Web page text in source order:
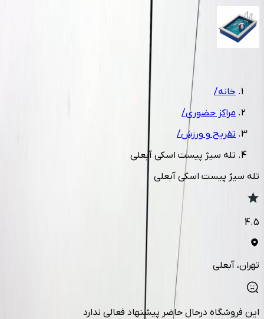
خانه/
مراکز حضوری/
تفریح و ورزش/
تله سیژ پیست اسکی آبعلی
تله سیژ پیست اسکی آبعلی
4.5
تهران، آبعلی
این فروشگاه درحال حاضر پیشنهاد فعالی ندارد